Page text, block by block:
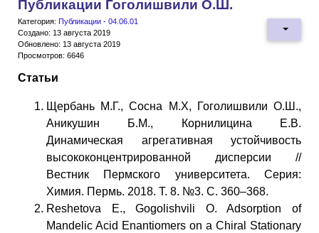
Публикации Гоголишвили О.Ш.
Категория: Публикации - 04.06.01
Создано: 13 августа 2019
Обновлено: 13 августа 2019
Просмотров: 6646
Статьи
Щербань М.Г., Сосна М.Х, Гоголишвили О.Ш.,
Аникушин Б.М., Корнилицина Е.В.
Динамическая агрегативная устойчивость
высококонцентрированной дисперсии //
Вестник Пермского университета. Серия:
Химия. Пермь. 2018. Т. 8. №3. C. 360–368.
Reshetova E., Gogolishvili O. Adsorption of
Mandelic Acid Enantiomers on a Chiral Stationary